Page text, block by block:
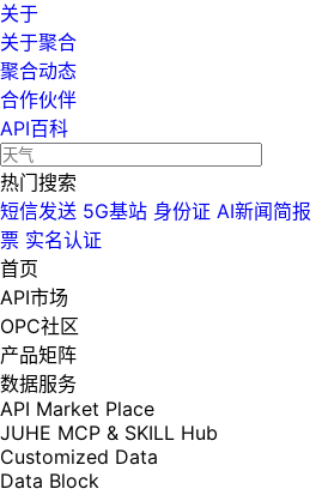
关于
关于聚合
聚合动态
合作伙伴
API百科
热门搜索
短信发送 5G基站 身份证 AI新闻简报
票 实名认证
首页
API市场
OPC社区
产品矩阵
数据服务
API Market Place
JUHE MCP & SKILL Hub
Customized Data
Data Block